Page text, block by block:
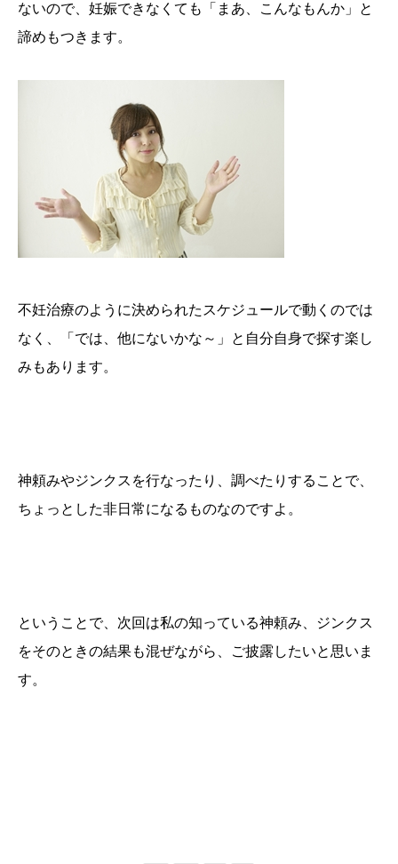
ないので、妊娠できなくても「まあ、こんなもんか」と
諦めもつきます。
不妊治療のように決められたスケジュールで動くのでは
なく、「では、他にないかな～」と自分自身で探す楽し
みもあります。
神頼みやジンクスを行なったり、調べたりすることで、
ちょっとした非日常になるものなのですよ。
ということで、次回は私の知っている神頼み、ジンクス
をそのときの結果も混ぜながら、ご披露したいと思いま
す。